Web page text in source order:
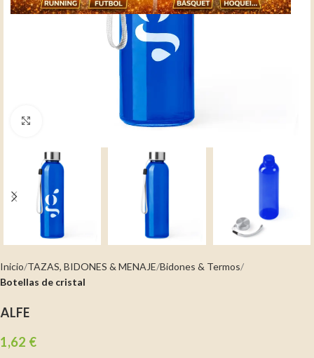
Inicio TAZAS, BIDONES & MENAJE Bidones & Termos
Botellas de cristal
ALFE
1,62 €